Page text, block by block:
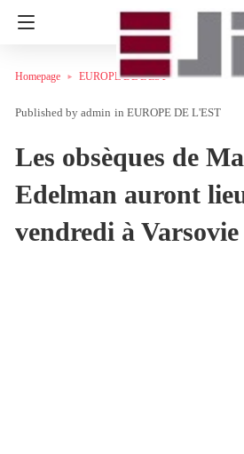
Homepage EUROPE DE L'EST
admin in EUROPE DE L'EST
Les obsèques de
Edelman auront
vendredi à Varsovie